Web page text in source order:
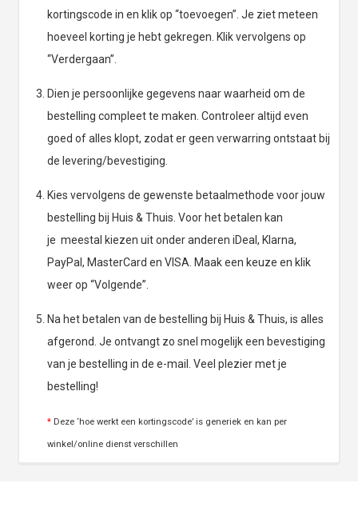
kortingscode in en klik op “toevoegen”. Je ziet meteen
hoeveel korting je hebt gekregen. Klik vervolgens op
“Verdergaan”.
Dien je persoonlijke gegevens naar waarheid om de
bestelling compleet te maken. Controleer altijd even
goed of alles klopt, zodat er geen verwarring ontstaat bij
de levering/bevestiging.
Kies vervolgens de gewenste betaalmethode voor jouw
bestelling bij Huis & Thuis. Voor het betalen kan
je meestal kiezen uit onder anderen iDeal, Klarna,
PayPal, MasterCard en VISA. Maak een keuze en klik
weer op “Volgende”.
Na het betalen van de bestelling bij Huis & Thuis, is alles
afgerond. Je ontvangt zo snel mogelijk een bevestiging
van je bestelling in de e-mail. Veel plezier met je
bestelling!
* Deze ‘hoe werkt een kortingscode’ is generiek en kan per
winkel/online dienst verschillen